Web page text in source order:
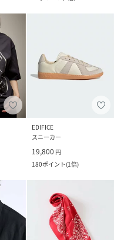
EDIFICE
スニーカー
19,800 円
180ポイント(1倍)